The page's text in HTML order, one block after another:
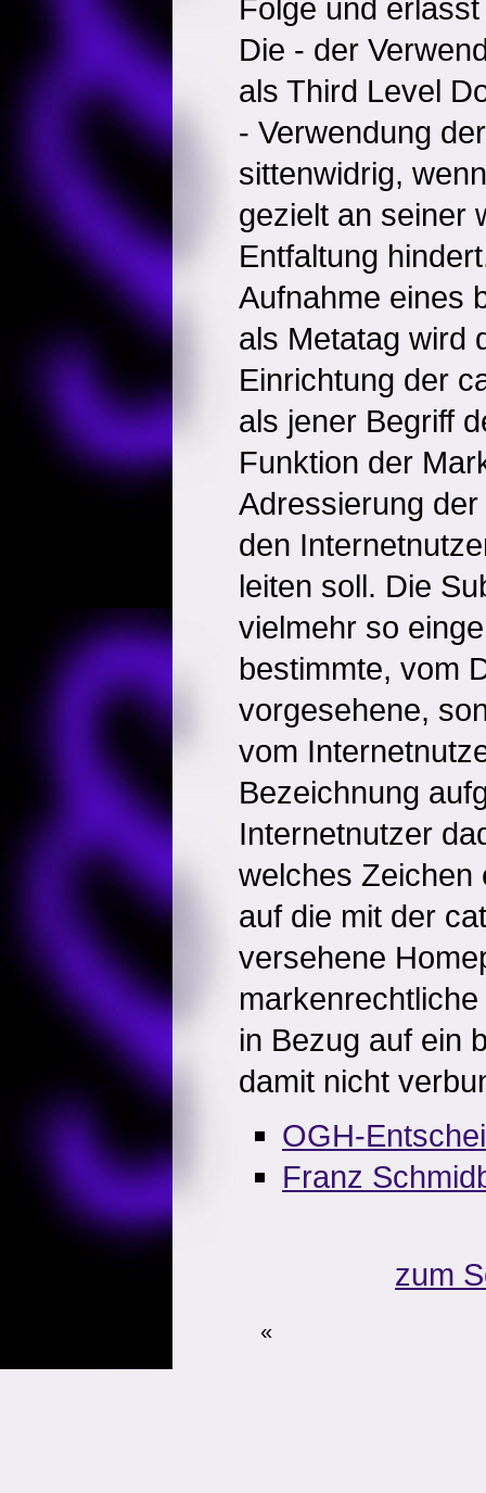
Folge und
Die - der
als Third Level
- Verwendung
sittenwidrig,
gezielt an seiner
Entfaltung
Aufnahme eines
als Metatag wird
Einrichtung der
als jener Begriff
Funktion der
Adressierung
den
leiten soll. Die
vielmehr so
bestimmte, vom
vorgesehene,
vom
Bezeichnung
Internetnutzer
welches Zeichen
auf die mit der
versehene
in Bezug auf ein
damit nicht
OGH-
Franz
zum
«